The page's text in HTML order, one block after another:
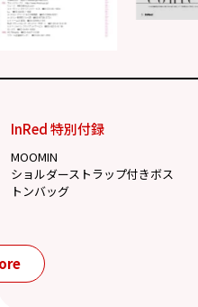
InRed 特別付録
MOOMIN
ショルダーストラップ付きボス
トンバッグ